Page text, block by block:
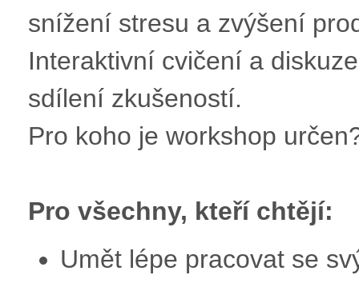
snížení stresu a zvýšení
Interaktivní cvičení a
sdílení zkušeností.
Pro koho je workshop
Pro všechny, kteří chtějí:
Umět lépe pracovat se